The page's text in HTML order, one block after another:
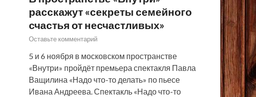
расскажут «секреты семейного
счастья от несчастливых»
Оставьте комментарий
5 и 6 ноября в московском пространстве
«Внутри» пройдёт премьера спектакля Павла
Ващилина «Надо что-то делать» по пьесе
Ивана Андреева. Спектакль «Надо что-то